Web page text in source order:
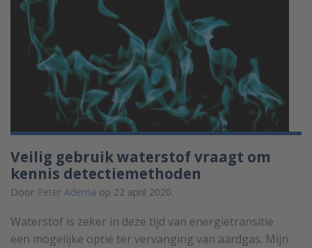
Veilig gebruik waterstof vraagt om
kennis detectiemethoden
Door Peter Adema op 22 april 2020.
Waterstof is zeker in deze tijd van energietransitie
een mogelijke optie ter vervanging van aardgas. Mijn